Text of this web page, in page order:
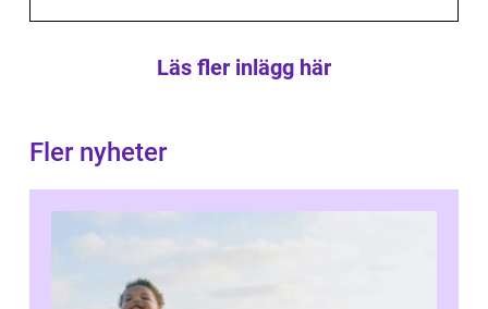
Läs fler inlägg här
Fler nyheter